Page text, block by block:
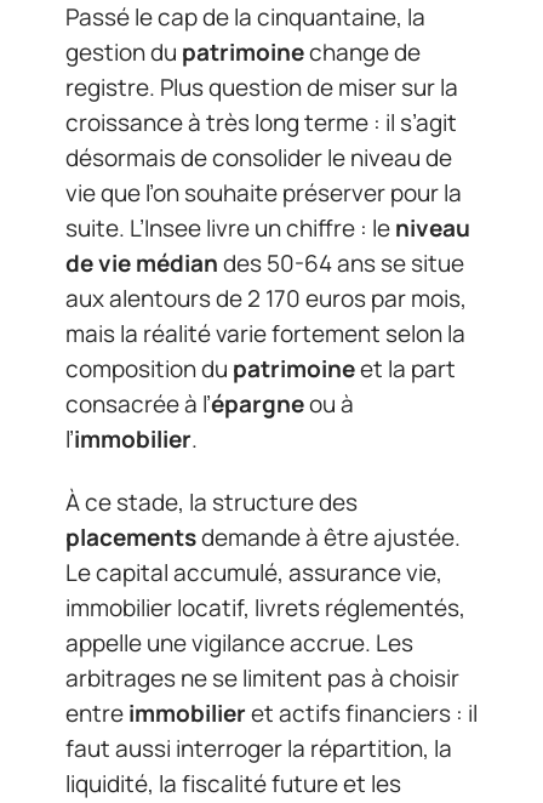
Passé le cap de la cinquantaine, la
gestion du patrimoinechange de
registre. Plus question de miser sur la
croissance à très long terme : il s’agit
désormais de consolider le niveau de
vie que l’on souhaite préserver pour la
suite. L’Insee livre un chiffre : leniveau
de vie médiandes 50-64 ans se situe
aux alentours de 2 170 euros par mois,
mais la réalité varie fortement selon la
composition du patrimoineet la part
consacrée à l’épargneou à
l’immobilier.
À ce stade, la structure des
placementsdemande à être ajustée.
Le capital accumulé, assurance vie,
immobilier locatif, livrets réglementés,
appelle une vigilance accrue. Les
arbitrages ne se limitent pas à choisir
entreimmobilieret actifs financiers : il
faut aussi interroger la répartition, la
liquidité, la fiscalité future et les